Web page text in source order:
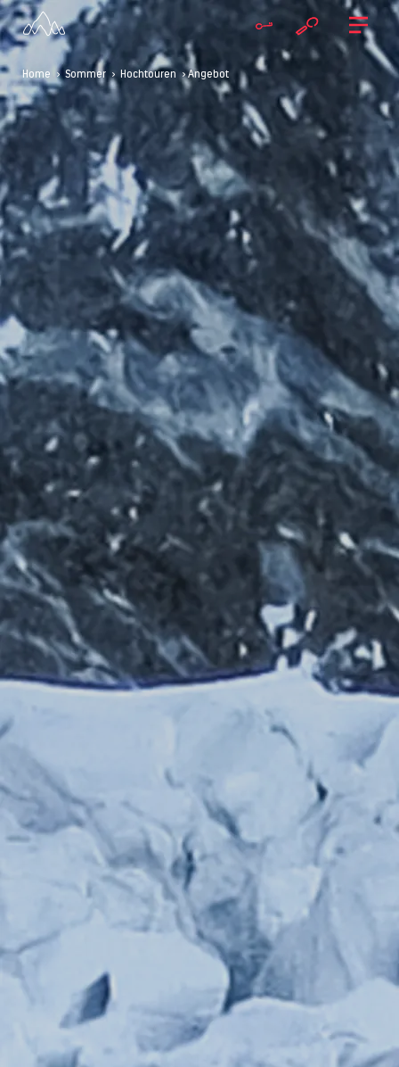
Home > Sommer > Hochtouren > Angebot